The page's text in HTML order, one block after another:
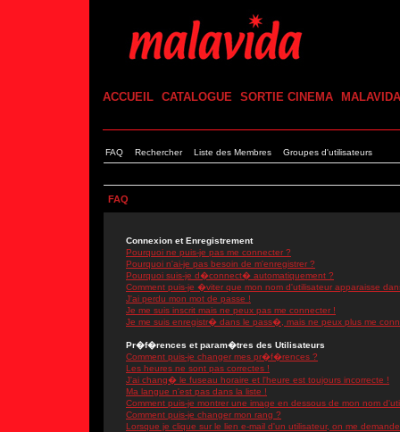
ACCUEIL CATALOGUE SORTIE CINEMA MALAVIDA
FAQ Rechercher Liste des Membres Groupes d'utilisateurs
FAQ
Connexion et Enregistrement
Pourquoi ne puis-je pas me connecter ?
Pourquoi n'ai-je pas besoin de m'enregistrer ?
Pourquoi suis-je d�connect� automatiquement ?
Comment puis-je �viter que mon nom d'utilisateur apparaisse
J'ai perdu mon mot de passe !
Je me suis inscrit mais ne peux pas me connecter !
Je me suis enregistr� dans le pass�, mais ne peux plus me
Pr�f�rences et param�tres des Utilisateurs
Comment puis-je changer mes pr�f�rences ?
Les heures ne sont pas correctes !
J'ai chang� le fuseau horaire et l'heure est toujours incorrecte !
Ma langue n'est pas dans la liste !
Comment puis-je montrer une image en dessous de mon nom
Comment puis-je changer mon rang ?
Lorsque je clique sur le lien e-mail d'un utilisateur, on me